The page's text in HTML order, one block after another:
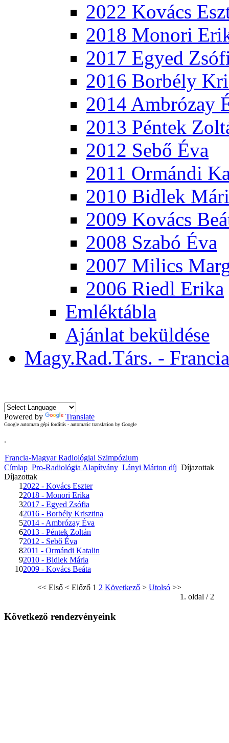
2022 Kovács
2018 Monori
2017 Egyed
2016 Borbély
2014 Ambrózay
2013 Péntek
2012 Sebő Éva
2011 Ormándi
2010 Bidlek
2009 Kovács
2008 Szabó Éva
2007 Milics
2006 Riedl Erika
Emléktábla
Ajánlat beküldése
Magy.Rad.Társ. -
Powered by Translate
Google automata gépi fordítás - automatic translation by Google
.
Francia-Magyar Radiológiai Szimpózium
Címlap Pro-Radiológia Alapítvány Lányi Márton díj Díjazottak
Díjazottak
1 2022 - Kovács Eszter
22018 - Monori Erika
32017 - Egyed Zsófia
42016 - Borbély Krisztina
52014 - Ambrózay Éva
62013 - Péntek Zoltán
72012 - Sebő Éva
82011 - Ormándi Katalin
92010 - Bidlek Mária
102009 - Kovács Beáta
<< Első< Előző 1 2 Következő> Utolsó>>
1. oldal / 2
Következő rendezvényeink